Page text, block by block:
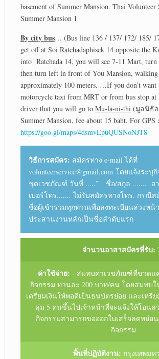
basement of Summer Mansion. Thai Volunteer
Summer Mansion 1
By city bus… (Bus line 136 / 137/ 172/ 185/
get off at Soi Ratchadaphisek 14 opposite the
into Ratchada 14, you will see 7-11 Mart,
then turn left in front of You Mansion,
approximately 100 meters. …If you don’t want
motorcycle taxi from MRT or from bus stop at
driver that you will go to Mu-la-ni-thi (มูลนิธิ
Summer Mansion, fee about 15 baht. For GPS
https://goo.gl/maps/4dsmvEpuQUSNoNJT8
วิธีการสมัคร: สมัครทาง e-mail ได้ที่
volunteerservice@gmail.com โดยแจ้งระบุ
ชุดเวชภัณฑ์ วันที่ .....” ชื่อ/สกุล ....... อา
เบอร์โทร....... ไม่รับสมัครทางโทร. กรณีส
ชื่อผู้เข้าร่วมทุกท่านเพื่อลงทะเบียนล่วงหน้
ประสานงานหลักเป็นชื่อลำดับแรก
จำนวนอาสาสมัครที่รับ:
ค่าใช้จ่าย: - สมทบค่าเวชภัณฑ์ที่ขาดแ
กิจกรรม ท่านละ 200 บาท/คน โดยสมทบ
เตรียมเงินให้พอดีเป็นธนบัตรย่อย และเหรี
ลุ่ม 5 คนขึ้นไปเจ้าหน้าที่จะแจ้งให้โอน
กิจกรรมสามารถขอออกใบเสร็จลดหย่
กิจกรรม
พื้นที่ปฏิบัติงาน: กรุงเทพมห